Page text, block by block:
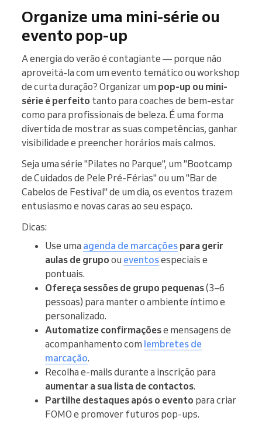
Organize uma mini-série ou
evento pop-up
A energia do verão é contagiante — porque não
aproveitá-la com um evento temático ou workshop
de curta duração? Organizar um pop-up ou mini-
série é perfeito tanto para coaches de bem-estar
como para profissionais de beleza. É uma forma
divertida de mostrar as suas competências, ganhar
visibilidade e preencher horários mais calmos.
Seja uma série "Pilates no Parque", um "Bootcamp
de Cuidados de Pele Pré-Férias" ou um "Bar de
Cabelos de Festival" de um dia, os eventos trazem
entusiasmo e novas caras ao seu espaço.
Dicas:
Use uma agenda de marcações para gerir
aulas de grupo ou eventosespeciais e
pontuais.
Ofereça sessões de grupo pequenas(3–6
pessoas) para manter o ambiente íntimo e
personalizado.
Automatize confirmaçõese mensagens de
acompanhamento com lembretes de
marcação.
Recolha e-mails durante a inscrição para
aumentar a sua lista de contactos.
Partilhe destaques após o evento para criar
FOMO e promover futuros pop-ups.